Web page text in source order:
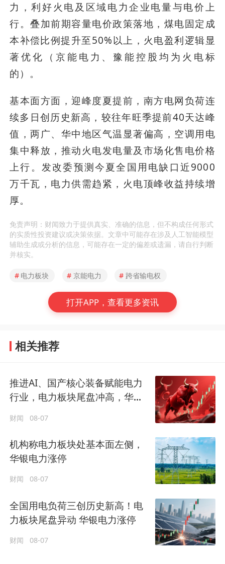
力，利好火电及区域电力企业电量与电价上
行。叠加前期容量电价政策落地，煤电固定成
本补偿比例提升至50%以上，火电盈利逻辑显
著优化（京能电力、豫能控股均为火电标
的）。
基本面方面，迎峰度夏提前，南方电网负荷连
续多日创历史新高，较往年旺季提前40天达峰
值，两广、华中地区气温显著偏高，空调用电
集中释放，推动火电发电量及市场化售电价格
上行。发改委预测今夏全国用电缺口近9000
万千瓦，电力供需趋紧，火电顶峰收益持续增
厚。
免责声明：财闻致力于提供真实、准确的信息，但不构成任何形式
的实质性投资建议或决策依据。文章中可能存在涉及人工智能模型
辅助生成或分析的信息，可能存在一定的偏差或遗漏，请自行判断
并核实。
# 电力板块 # 京能电力 # 跨省输电权
打开APP，查看更多资讯
相关推荐
推进AI、国产核心装备赋能电力
行业，电力板块尾盘冲高，华银
财闻 08-07
机构称电力板块处基本面左侧，
华银电力涨停
财闻 08-07
全国用电负荷三创历史新高！电
力板块尾盘异动 华银电力涨停
财闻 08-07